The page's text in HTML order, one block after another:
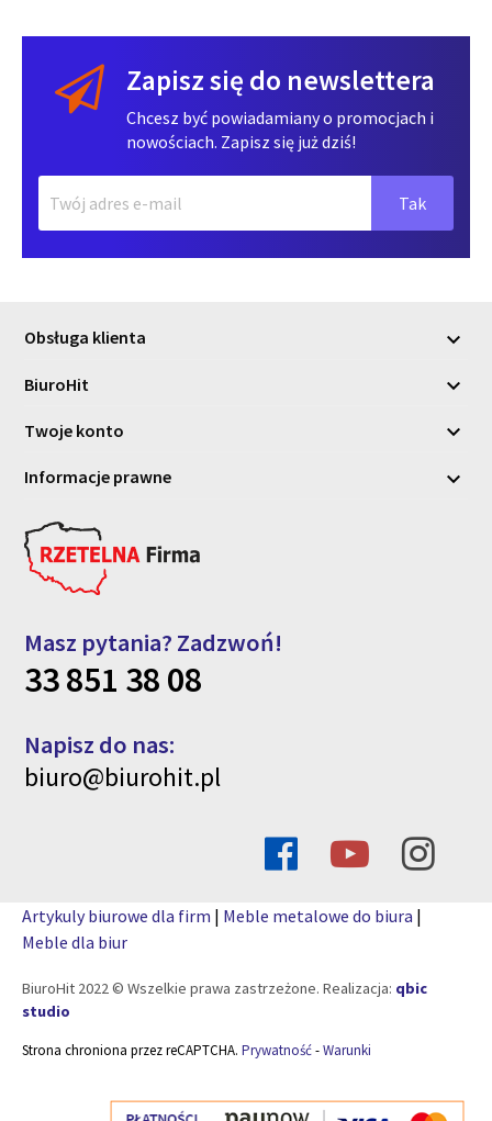
Zapisz się do newslettera
Chcesz być powiadamiany o promocjach i
nowościach. Zapisz się już dziś!
Obsługa klienta 
BiuroHit 
Twoje konto 
Informacje prawne 
Masz pytania? Zadzwoń!
33 851 38 08
Napisz do nas:
biuro@biurohit.pl
Artykuly biurowe dla firm | Meble metalowe do biura |
Meble dla biur
BiuroHit 2022 © Wszelkie prawa zastrzeżone. Realizacja: qbic
studio
Strona chroniona przez reCAPTCHA. Prywatność-Warunki